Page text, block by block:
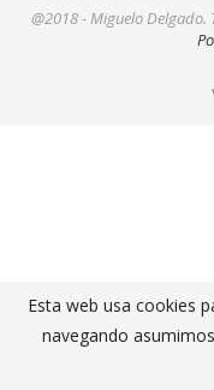
@2018 - Miguelo
Esta web usa cookies
navegando